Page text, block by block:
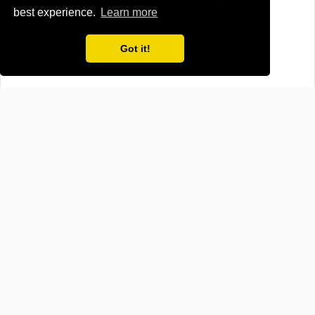
best experience.
Learn more
Got it!